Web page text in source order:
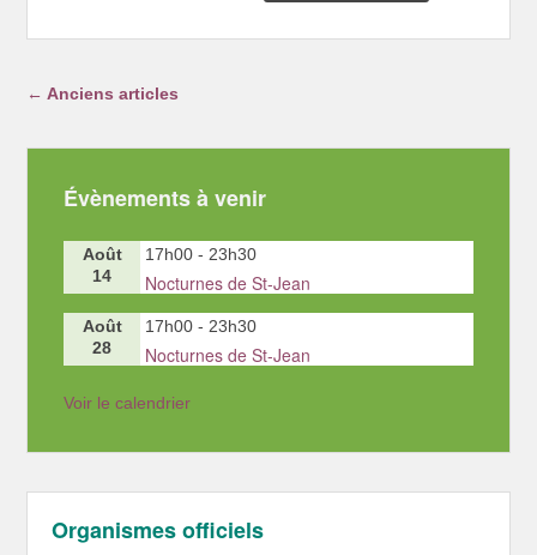
Navigation dans les articles
← Anciens articles
Évènements à venir
Août
14
17h00 - 23h30
Nocturnes de St-Jean
Août
28
17h00 - 23h30
Nocturnes de St-Jean
Voir le calendrier
Organismes officiels